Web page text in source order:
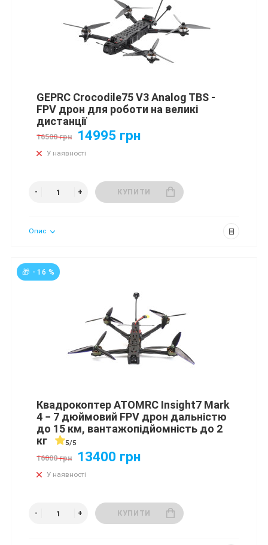
GEPRC Crocodile75 V3 Analog TBS -
FPV дрон для роботи на великі
дистанції
16500 грн 14995 грн
У наявності
КУПИТИ
Опис
🎁 - 16 %
Квадрокоптер ATOMRC Insight7 Mark
4 − 7 дюймовий FPV дрон дальністю
до 15 км, вантажопідйомність до 2
кг
5/5
16000 грн 13400 грн
У наявності
КУПИТИ